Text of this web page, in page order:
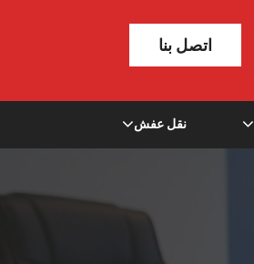
اتصل بنا
نقل عفش